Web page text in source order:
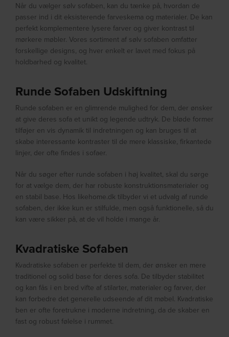
Når du vælger sølv sofaben, kan du tænke på, hvordan de
passer ind i dit eksisterende farveskema og materialer. De kan
perfekt komplementere lysere farver og giver kontrast til
mørkere møbler. Vores sortiment af sølv sofaben omfatter
forskellige designs, og hver enkelt er lavet med fokus på
holdbarhed og kvalitet.
Runde Sofaben Udskiftning
Runde sofaben er en glimrende mulighed for dem, der ønsker
at give deres sofa et unikt og legende udtryk. De bløde former
tilføjer en vis dynamik til indretningen og kan bruges til at
skabe interessante kontraster til de mere klassiske, firkantede
linjer, der ofte findes i sofaer.
Når du søger efter runde sofaben i høj kvalitet, skal du sørge
for at vælge dem, der har robuste konstruktionsmaterialer og
en stabil base. Hos likehome.dk tilbyder vi et udvalg af runde
sofaben, der ikke kun er stilfulde, men også funktionelle, så du
kan være sikker på, at de vil holde i mange år.
Kvadratiske Sofaben
Kvadratiske sofaben er perfekte til dem, der ønsker en mere
traditionel og solid base for deres sofa. De tilbyder stabilitet
og kan fås i en bred vifte af stilarter, materialer og farver, der
kan forbedre det generelle udseende af dit møbel. Kvadratiske
ben er ofte foretrukne i moderne indretning, da de skaber en
fast og robust følelse i rummet.